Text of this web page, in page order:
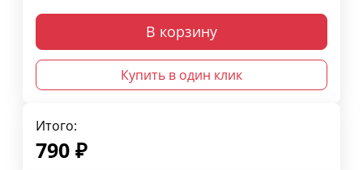
В корзину
Купить в один клик
Итого:
790 ₽